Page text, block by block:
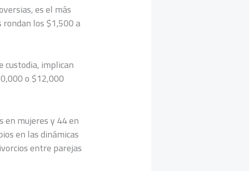
es el más
rondan los $1,500 a
custodia, implican
o $12,000
en mujeres y 44 en
en las dinámicas
entre parejas